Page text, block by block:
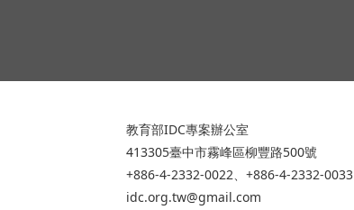
教育部IDC專案辦公室
413305臺中市霧峰區柳豐路500號
+886-4-2332-0022、+886-4-2332-0033
idc.org.tw@gmail.com